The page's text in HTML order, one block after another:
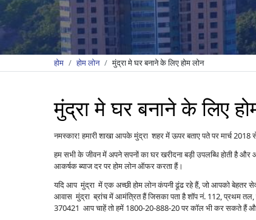
होम होम लोन मुंद्रा मे घर बनाने के लिए होम लोन
मुंद्रा मे घर बनाने के लिए
नमस्कार! हमारी शाखा आपके मुंद्रा शहर में ऊपर बताए पते पर मार्च 2018
हम सभी के जीवन में अपने सपनों का घर खरीदना बड़ी उपलब्धि होती है
आकर्षक ब्याज दर पर होम लोन ऑफर करता हैं।
यदि आप मुंद्रा में एक अच्छी होम लोन कंपनी ढूंढ रहे हैं, जो आपको बेहतर
आवास मुंद्रा ब्रांच में आमंत्रित हैं जिसका पता है शॉप नं. 112, प्रथम तल,
370421 आप चाहें तो हमें 1800-20-888-20 पर कॉल भी कर सकते हैं